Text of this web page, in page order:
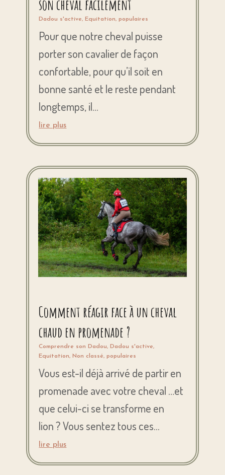
son cheval facilement
Dadou s'active, Equitation,populaires
Pour que notre cheval puisse
porter son cavalier de façon
confortable, pour qu’il soit en
bonne santé et le reste pendant
longtemps, il...
lire plus
Comment réagir face à un cheval
chaud en promenade ?
Comprendre son Dadou, Dadou s'active,
Equitation, Non classé,populaires
Vous est-il déjà arrivé de partir en
promenade avec votre cheval …et
que celui-ci se transforme en
lion ? Vous sentez tous ces...
lire plus